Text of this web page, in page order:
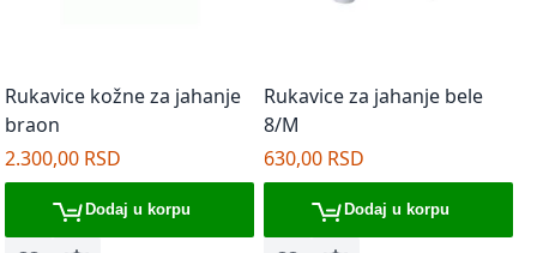
Rukavice kožne za jahanje
braon
2.300,00 RSD
Dodaj u korpu
Rukavice za jahanje bele
8/M
630,00 RSD
Dodaj u korpu